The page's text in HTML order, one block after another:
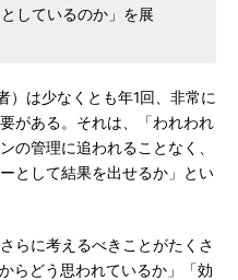
しているのか」を展
は少なくとも年1回、非常に
がある。それは、「われわれ
の管理に追われることなく、
として結果を出せるか」とい
らに考えるべきことがたくさ
らどう思われているか」「効